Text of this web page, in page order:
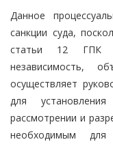
Данное
санкции суда,
статьи 12 ГПК
независимость,
осуществляет
для
рассмотрении и
необходимым для